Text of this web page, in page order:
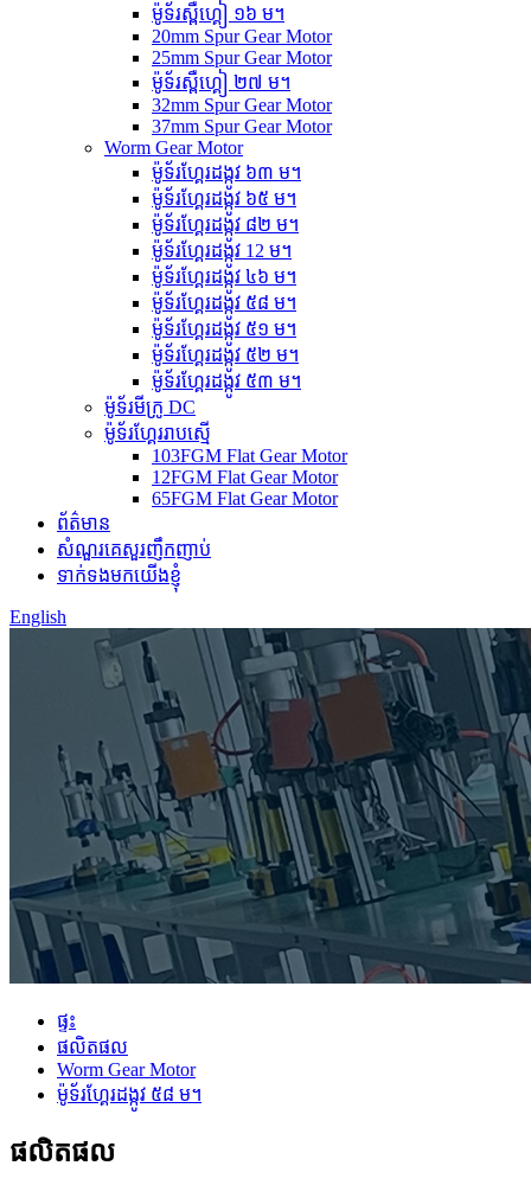
ម៉ូទ័រស្ពឺហ្គៀ ១៦ ម។
20mm Spur Gear Motor
25mm Spur Gear Motor
ម៉ូទ័រស្ពឺហ្គៀ ២៧ ម។
32mm Spur Gear Motor
37mm Spur Gear Motor
Worm Gear Motor
ម៉ូទ័រហ្គែរដង្កូវ ៦៣ ម។
ម៉ូទ័រហ្គែរដង្កូវ ៦៥ ម។
ម៉ូទ័រហ្គែរដង្កូវ ៨២ ម។
ម៉ូទ័រហ្គែរដង្កូវ 12 ម។
ម៉ូទ័រហ្គែរដង្កូវ ៤៦ ម។
ម៉ូទ័រហ្គែរដង្កូវ ៥៨ ម។
ម៉ូទ័រហ្គែរដង្កូវ ៥១ ម។
ម៉ូទ័រហ្គែរដង្កូវ ៥២ ម។
ម៉ូទ័រហ្គែរដង្កូវ ៥៣ ម។
ម៉ូទ័រមីក្រូ DC
ម៉ូទ័រហ្គែររាបស្មើ
103FGM Flat Gear Motor
12FGM Flat Gear Motor
65FGM Flat Gear Motor
ព័ត៌មាន
សំណួរគេសួរញឹកញាប់
ទាក់ទងមកយើងខ្ញុំ
English
ផ្ទះ
ផលិតផល
Worm Gear Motor
ម៉ូទ័រហ្គែរដង្កូវ ៥៨ ម។
ផលិតផល